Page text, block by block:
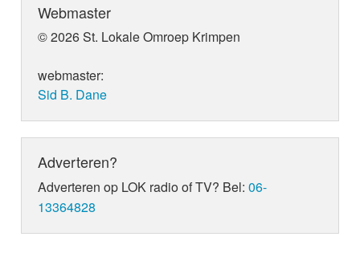
Webmaster
© 2026 St. Lokale Omroep Krimpen
webmaster:
Sid B. Dane
Adverteren?
Adverteren op LOK radio of TV? Bel:06-
13364828